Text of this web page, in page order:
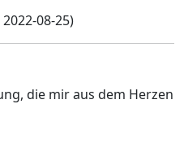
08-25)
die mir aus dem Herzen